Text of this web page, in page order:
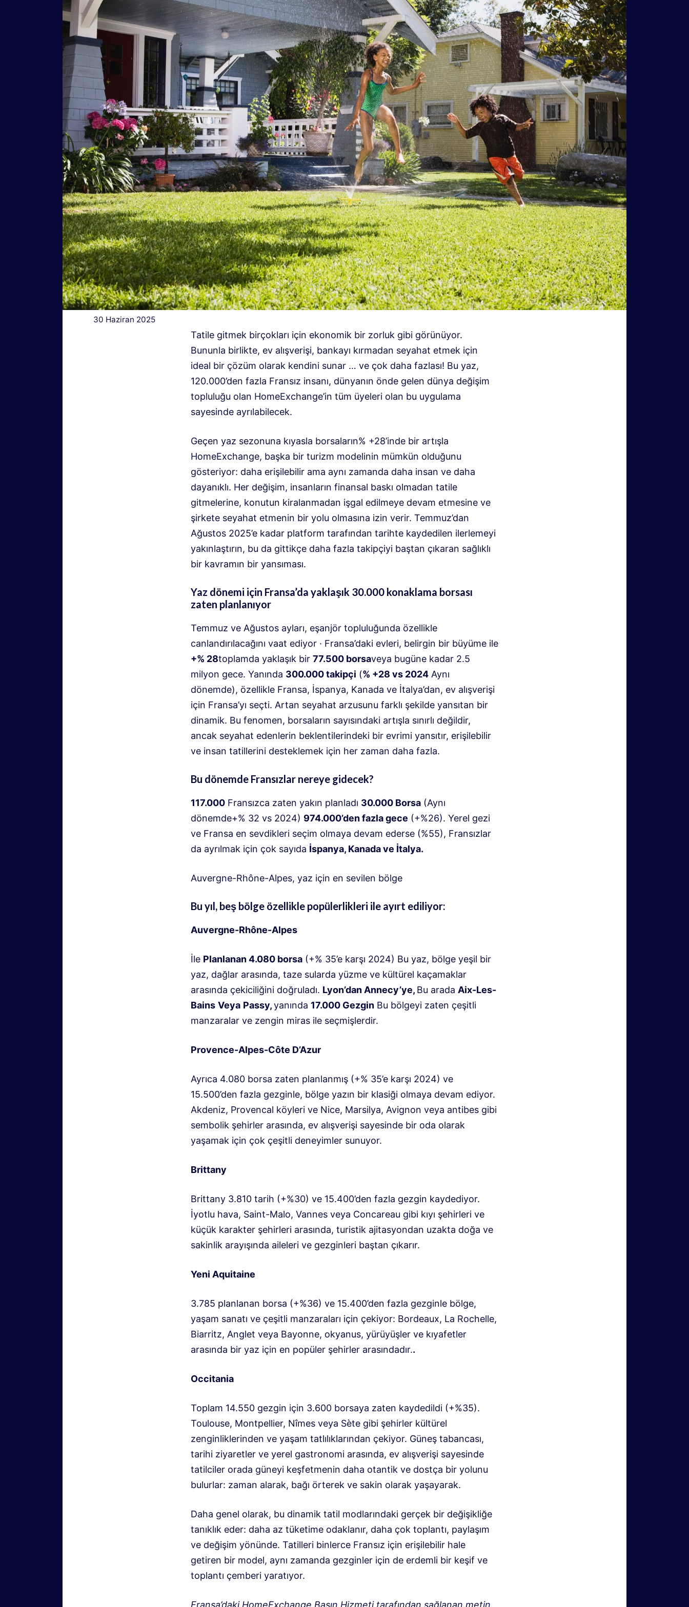
30 Haziran 2025
Tatile gitmek birçokları için ekonomik bir zorluk gibi görünüyor.
Bununla birlikte, ev alışverişi, bankayı kırmadan seyahat etmek için
ideal bir çözüm olarak kendini sunar … ve çok daha fazlası! Bu yaz,
120.000’den fazla Fransız insanı, dünyanın önde gelen dünya değişim
topluluğu olan HomeExchange’in tüm üyeleri olan bu uygulama
sayesinde ayrılabilecek.
Geçen yaz sezonuna kıyasla borsaların% +28’inde bir artışla
HomeExchange, başka bir turizm modelinin mümkün olduğunu
gösteriyor: daha erişilebilir ama aynı zamanda daha insan ve daha
dayanıklı. Her değişim, insanların finansal baskı olmadan tatile
gitmelerine, konutun kiralanmadan işgal edilmeye devam etmesine ve
şirkete seyahat etmenin bir yolu olmasına izin verir. Temmuz’dan
Ağustos 2025’e kadar platform tarafından tarihte kaydedilen ilerlemeyi
yakınlaştırın, bu da gittikçe daha fazla takipçiyi baştan çıkaran sağlıklı
bir kavramın bir yansıması.
Yaz dönemi için Fransa’da yaklaşık 30.000 konaklama borsası
zaten planlanıyor
Temmuz ve Ağustos ayları, eşanjör topluluğunda özellikle
canlandırılacağını vaat ediyor · Fransa’daki evleri, belirgin bir büyüme ile
+% 28toplamda yaklaşık bir 77.500 borsaveya bugüne kadar 2.5
milyon gece. Yanında 300.000 takipçi (% +28 vs 2024 Aynı
dönemde), özellikle Fransa, İspanya, Kanada ve İtalya’dan, ev alışverişi
için Fransa’yı seçti. Artan seyahat arzusunu farklı şekilde yansıtan bir
dinamik. Bu fenomen, borsaların sayısındaki artışla sınırlı değildir,
ancak seyahat edenlerin beklentilerindeki bir evrimi yansıtır, erişilebilir
ve insan tatillerini desteklemek için her zaman daha fazla.
Bu dönemde Fransızlar nereye gidecek?
117.000 Fransızca zaten yakın planladı 30.000 Borsa (Aynı
dönemde+% 32 vs 2024) 974.000’den fazla gece (+%26). Yerel gezi
ve Fransa en sevdikleri seçim olmaya devam ederse (%55), Fransızlar
da ayrılmak için çok sayıda İspanya, Kanada ve İtalya.
Auvergne-Rhône-Alpes, yaz için en sevilen bölge
Bu yıl, beş bölge özellikle popülerlikleri ile ayırt ediliyor:
Auvergne-Rhône-Alpes
İle Planlanan 4.080 borsa (+% 35’e karşı 2024) Bu yaz, bölge yeşil bir
yaz, dağlar arasında, taze sularda yüzme ve kültürel kaçamaklar
arasında çekiciliğini doğruladı. Lyon’dan Annecy’ye, Bu arada Aix-Les-
Bains Veya Passy,yanında 17.000 Gezgin Bu bölgeyi zaten çeşitli
manzaralar ve zengin miras ile seçmişlerdir.
Provence-Alpes-Côte D’Azur
Ayrıca 4.080 borsa zaten planlanmış (+% 35’e karşı 2024) ve
15.500’den fazla gezginle, bölge yazın bir klasiği olmaya devam ediyor.
Akdeniz, Provencal köyleri ve Nice, Marsilya, Avignon veya antibes gibi
sembolik şehirler arasında, ev alışverişi sayesinde bir oda olarak
yaşamak için çok çeşitli deneyimler sunuyor.
Brittany
Brittany 3.810 tarih (+%30) ve 15.400’den fazla gezgin kaydediyor.
İyotlu hava, Saint-Malo, Vannes veya Concareau gibi kıyı şehirleri ve
küçük karakter şehirleri arasında, turistik ajitasyondan uzakta doğa ve
sakinlik arayışında aileleri ve gezginleri baştan çıkarır.
Yeni Aquitaine
3.785 planlanan borsa (+%36) ve 15.400’den fazla gezginle bölge,
yaşam sanatı ve çeşitli manzaraları için çekiyor: Bordeaux, La Rochelle,
Biarritz, Anglet veya Bayonne, okyanus, yürüyüşler ve kıyafetler
arasında bir yaz için en popüler şehirler arasındadır..
Occitania
Toplam 14.550 gezgin için 3.600 borsaya zaten kaydedildi (+%35).
Toulouse, Montpellier, Nîmes veya Sète gibi şehirler kültürel
zenginliklerinden ve yaşam tatlılıklarından çekiyor. Güneş tabancası,
tarihi ziyaretler ve yerel gastronomi arasında, ev alışverişi sayesinde
tatilciler orada güneyi keşfetmenin daha otantik ve dostça bir yolunu
bulurlar: zaman alarak, bağı örterek ve sakin olarak yaşayarak.
Daha genel olarak, bu dinamik tatil modlarındaki gerçek bir değişikliğe
tanıklık eder: daha az tüketime odaklanır, daha çok toplantı, paylaşım
ve değişim yönünde. Tatilleri binlerce Fransız için erişilebilir hale
getiren bir model, aynı zamanda gezginler için de erdemli bir keşif ve
toplantı çemberi yaratıyor.
Fransa’daki HomeExchange Basın Hizmeti tarafından sağlanan metin